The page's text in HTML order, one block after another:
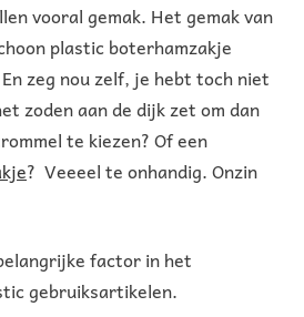
vooral gemak. Het gemak van
plastic boterhamzakje
zeg nou zelf, je hebt toch niet
zoden aan de dijk zet om dan
te kiezen? Of een
? Veeeel te onhandig. Onzin
factor in het
gebruiksartikelen.